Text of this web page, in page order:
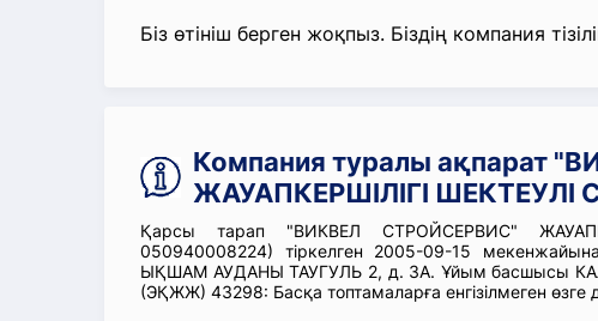
Біз өтініш берген жоқпыз. Біздің компания
Компания туралы ақпарат
ЖАУАПКЕРШІЛІГІ ШЕКТЕУЛІ
Қарсы тарап "ВИКВЕЛ СТРОЙСЕРВИС"
050940008224) тіркелген 2005-09-15
ЫҚШАМ АУДАНЫ ТАУГУЛЬ 2, д. 3А. Ұйым басшысы
(ЭҚЖЖ) 43298: Басқа топтамаларға енгізілмеген